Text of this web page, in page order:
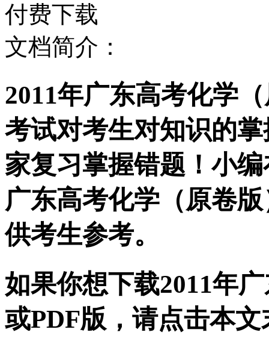
付费下载
文档简介：
2011年广东高考化学
考试对考生对知识的
家复习掌握错题！小
广东高考化学（原卷
供考生参考。
如果你想下载2011年
或PDF版，请点击本